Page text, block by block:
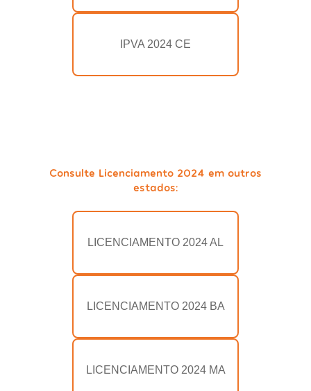
IPVA 2024 CE
Consulte Licenciamento 2024 em outros
estados:
LICENCIAMENTO 2024 AL
LICENCIAMENTO 2024 BA
LICENCIAMENTO 2024 MA